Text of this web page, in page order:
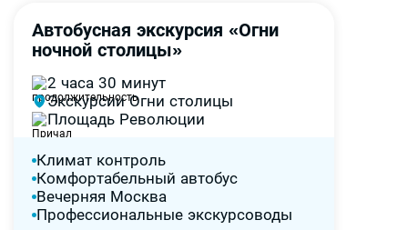
-30%
Автобусная экскурсия «Огни
ночной столицы»
2 часа 30 минут
Экскурсии Огни столицы
Площадь Революции
Климат контроль
Комфортабельный автобус
Вечерняя Москва
Профессиональные экскурсоводы